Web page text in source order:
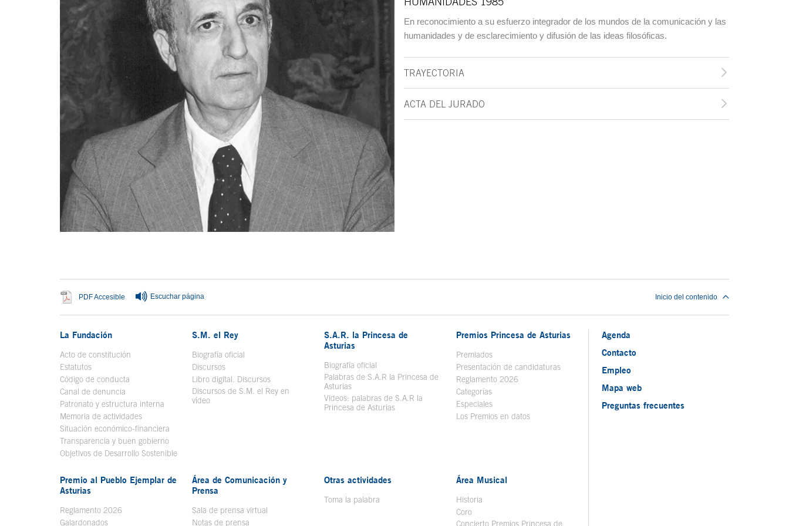
En reconocimiento a su esfuerzo integrador de los mundos de la comunicación y las
humanidades y de esclarecimiento y difusión de las ideas filosóficas.
TRAYECTORIA
ACTA DEL JURADO
PDF Accesible Se abre en ventana nueva
Escuchar página Inicio del contenido
La Fundación
Acto de constitución
Estatutos
Código de conducta
Canal de denuncia
Patronato y estructura interna
Memoria de actividades
Situación económico-financiera
Transparencia y buen gobierno
Objetivos de Desarrollo Sostenible
S.M. el Rey
Biografía oficial
Discursos
Libro digital. DiscursosSe abre en ventana nueva
Discursos de S.M. el Rey en
vídeoSe abre en ventana nueva
S.A.R. la Princesa de
Asturias
Biografía oficial Se abre en ventana nueva
Palabras de S.A.R la Princesa de
Asturias
Videos: palabras de S.A.R la
Princesa de Asturias
Premios Princesa de Asturias
Premiados
Presentación de candidaturas
Reglamento 2026
Categorías
Especiales
Los Premios en datos
Premio al Pueblo Ejemplar de
Asturias
Reglamento 2026
Galardonados
Área de Comunicación y
Prensa
Sala de prensa virtual
Notas de prensa
Otras actividades
Toma la palabra
Área Musical
Historia
Coro
Concierto Premios Princesa de
Agenda
Contacto
Empleo
Mapa web
Preguntas frecuentes